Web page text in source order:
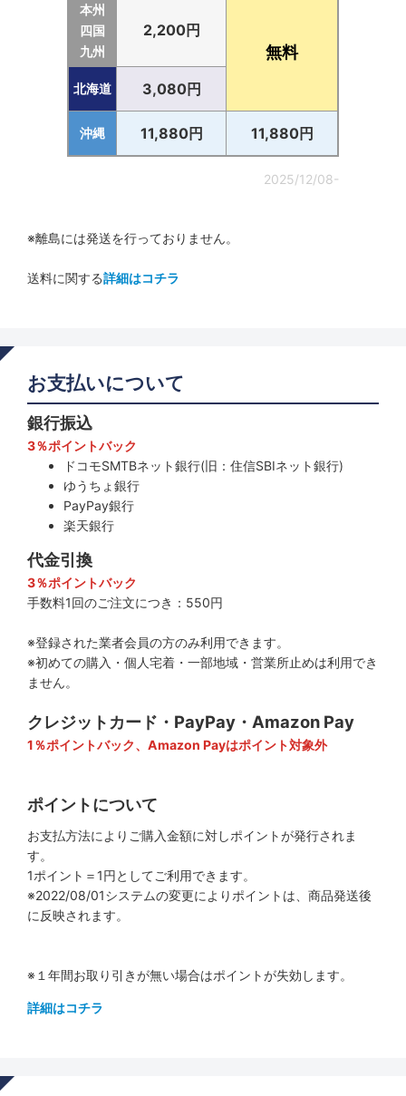
本州
四国
九州
2,200円
無料
北海道 3,080円
沖縄 11,880円 11,880円
2025/12/08-
※離島には発送を行っておりません。
送料に関する詳細はコチラ
お支払いについて
銀行振込
3％ポイントバック
ドコモSMTBネット銀行(旧：住信SBIネット銀行)
ゆうちょ銀行
PayPay銀行
楽天銀行
代金引換
3％ポイントバック
手数料1回のご注文につき：550円
※登録された業者会員の方のみ利用できます。
※初めての購入・個人宅着・一部地域・営業所止めは利用でき
ません。
クレジットカード・PayPay・Amazon Pay
1％ポイントバック、Amazon Payはポイント対象外
ポイントについて
お支払方法によりご購入金額に対しポイントが発行されま
す。
1ポイント＝1円としてご利用できます。
※2022/08/01システムの変更によりポイントは、商品発送後
に反映されます。
※１年間お取り引きが無い場合はポイントが失効します。
詳細はコチラ